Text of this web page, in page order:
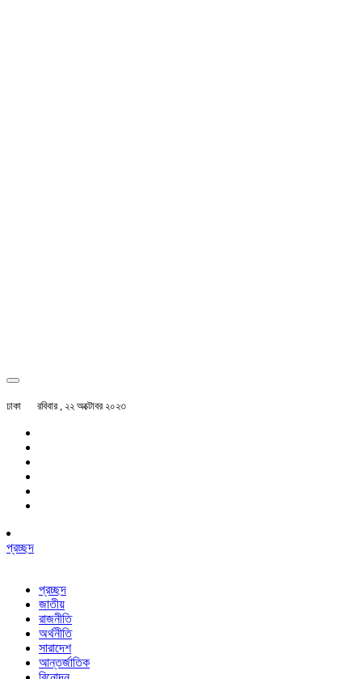
ঢাকা রবিবার , ২২ অক্টোবর ২০২৩
প্রচ্ছদ
প্রচ্ছদ
জাতীয়
রাজনীতি
অর্থনীতি
সারাদেশ
আন্তর্জাতিক